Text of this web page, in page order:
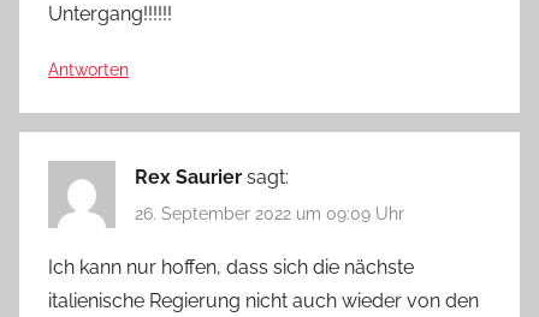
Untergang!!!!!!
Antworten
Rex Saurier sagt:
26. September 2022 um 09:09 Uhr
Ich kann nur hoffen, dass sich die nächste
italienische Regierung nicht auch wieder von den